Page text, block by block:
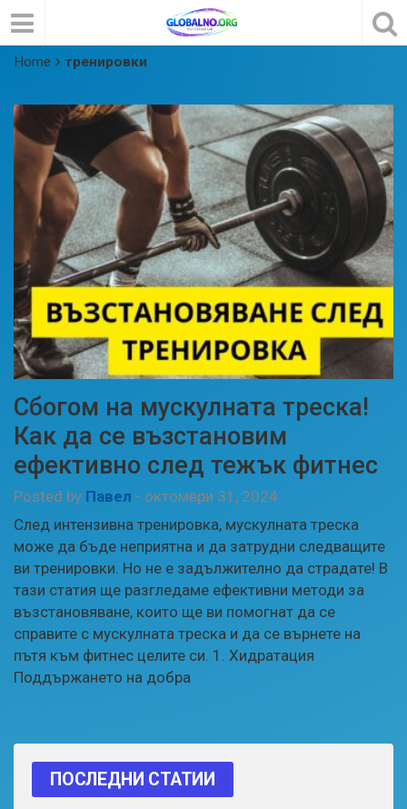
Home тренировки
Сбогом на мускулната треска!
Как да се възстановим
ефективно след тежък фитнес
Posted by Павел - октомври 31, 2024
След интензивна тренировка, мускулната треска
може да бъде неприятна и да затрудни следващите
ви тренировки. Но не е задължително да страдате! В
тази статия ще разгледаме ефективни методи за
възстановяване, които ще ви помогнат да се
справите с мускулната треска и да се върнете на
пътя към фитнес целите си. 1. Хидратация
Поддържането на добра
ПОСЛЕДНИ СТАТИИ